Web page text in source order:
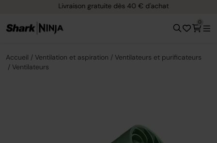
Livraison gratuite dès 40 € d'achat
0
Accueil Ventilation et aspiration
Ventilateurs et purificateurs
Ventilateurs